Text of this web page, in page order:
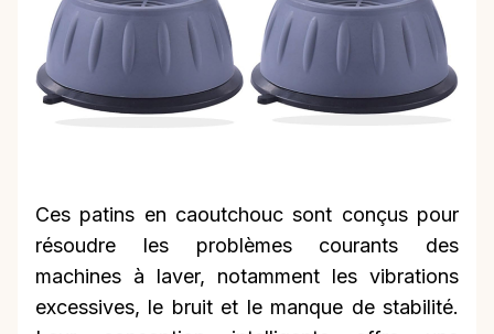
Ces patins en caoutchouc sont conçus pour
résoudre les problèmes courants des
machines à laver, notamment les vibrations
excessives, le bruit et le manque de stabilité.